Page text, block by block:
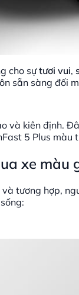
cho sựtươi vui,
sẵn sàng đối
và kiên định.
5 Plus màu
xe màu
tương hợp,